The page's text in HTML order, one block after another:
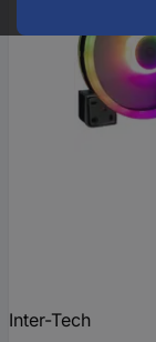
Inter-Tech